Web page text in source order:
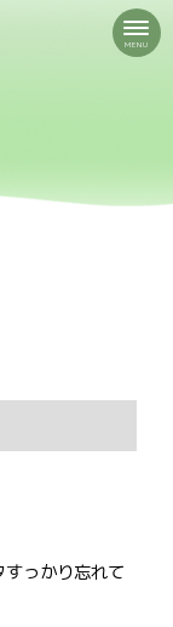
MENU
っかり忘れて